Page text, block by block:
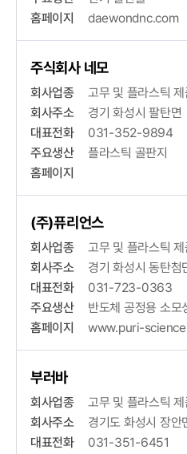
홈페이지
daewondnc.com
주식회사 네모
회사업종
고무 및 플라스틱
회사주소
경기 화성시 팔탄면
대표전화
031-352-9894
주요생산
플라스틱 골판지
홈페이지
(주)퓨리언스
회사업종
고무 및 플라스틱
회사주소
경기 화성시 동탄첨
대표전화
031-723-0363
주요생산
반도체 공정용 소
홈페이지
www.puri-
부러바
회사업종
고무 및 플라스틱
회사주소
경기도 화성시 장안
대표전화
031-351-6451